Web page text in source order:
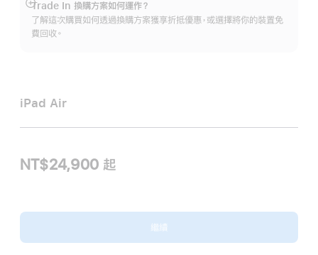
Trade In 換購方案如何運作？
了解這次購買如何透過換購方案獲享折抵優惠，或選擇將你的裝置免
費回收。
顯
示
更
iPad Air
NT$24,900 起
繼續